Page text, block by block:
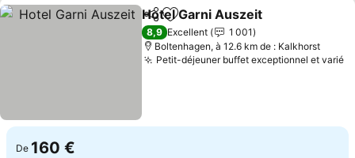
PartagerAjouter à mes favoris
Hotel Garni Auszeit
8,9 Excellent
1 001
Boltenhagen, à 12.6 km de : Kalkhorst
Petit-déjeuner buffet exceptionnel et varié
De 160 €